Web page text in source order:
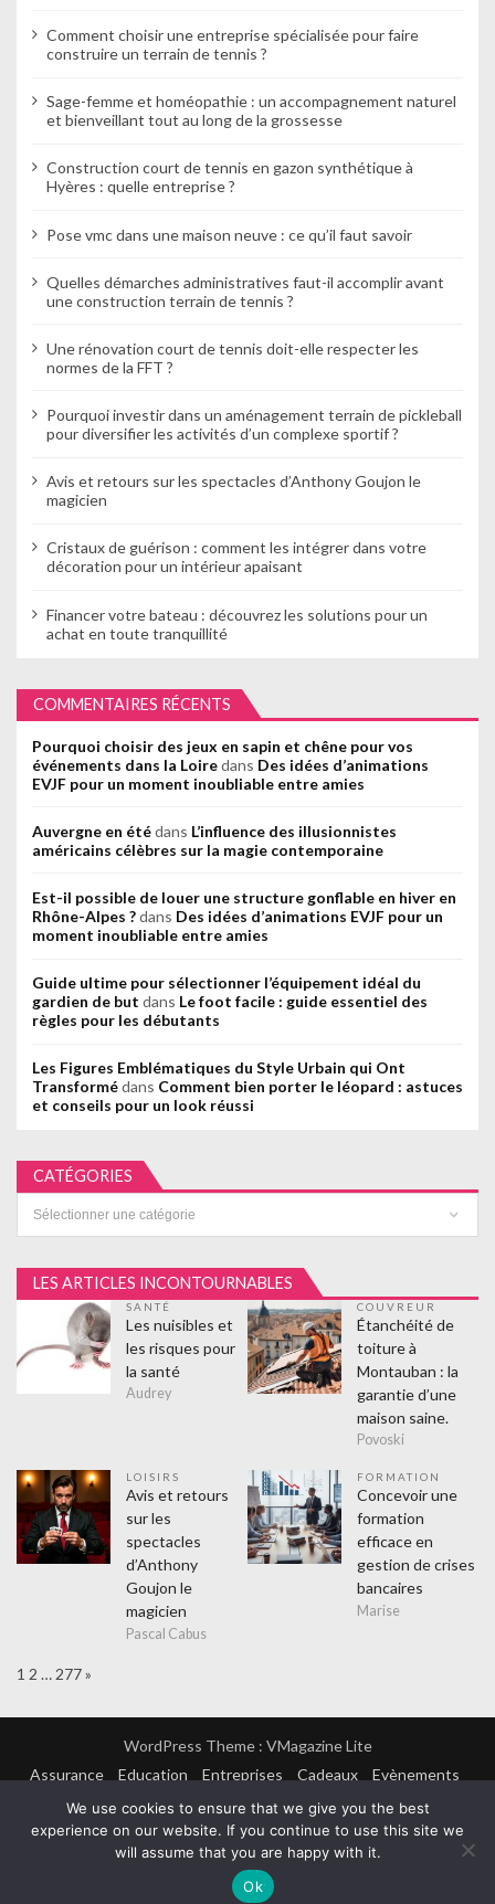
Comment choisir une entreprise spécialisée pour faire
construire un terrain de tennis ?
Sage-femme et homéopathie : un accompagnement naturel
et bienveillant tout au long de la grossesse
Construction court de tennis en gazon synthétique à
Hyères : quelle entreprise ?
Pose vmc dans une maison neuve : ce qu’il faut savoir
Quelles démarches administratives faut-il accomplir avant
une construction terrain de tennis ?
Une rénovation court de tennis doit-elle respecter les
normes de la FFT ?
Pourquoi investir dans un aménagement terrain de pickleball
pour diversifier les activités d’un complexe sportif ?
Avis et retours sur les spectacles d’Anthony Goujon le
magicien
Cristaux de guérison : comment les intégrer dans votre
décoration pour un intérieur apaisant
Financer votre bateau : découvrez les solutions pour un
achat en toute tranquillité
COMMENTAIRES RÉCENTS
Pourquoi choisir des jeux en sapin et chêne pour vos
événements dans la Loiredans Des idées d’animations
EVJF pour un moment inoubliable entre amies
Auvergne en étédans L’influence des illusionnistes
américains célèbres sur la magie contemporaine
Est-il possible de louer une structure gonflable en hiver en
Rhône-Alpes ?dans Des idées d’animations EVJF pour un
moment inoubliable entre amies
Guide ultime pour sélectionner l’équipement idéal du
gardien de but dans Le foot facile : guide essentiel des
règles pour les débutants
Les Figures Emblématiques du Style Urbain qui Ont
Transformédans Comment bien porter le léopard : astuces
et conseils pour un look réussi
CATÉGORIES
LES ARTICLES INCONTOURNABLES
SANTÉ
Les nuisibles et
les risques pour
la santé
Audrey
COUVREUR
Étanchéité de
toiture à
Montauban : la
garantie d’une
maison saine.
Povoski
LOISIRS
Avis et retours
sur les
spectacles
d’Anthony
Goujon le
magicien
Pascal Cabus
FORMATION
Concevoir une
formation
efficace en
gestion de crises
bancaires
Marise
Page:
1 2 … 277Next
»
WordPress Theme : VMagazine Lite
Assurance
Education Entreprises Cadeaux
Evènements
Hitech
Mode Sorties Sports Loisirs
Maison
Couvreur
Cuisine Electricien Isolation
Plombier
Désinsectiseur Webmasters Non classé
Seniors Thérapeute
Messagerie
We use cookies to ensure that we give you the best
experience on our website. If you continue to use this site we
will assume that you are happy with it.
Ok